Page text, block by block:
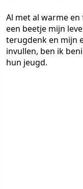
Al met al warme
een beetje mijn
terugdenk en mijn
invullen, ben ik
hun jeugd.